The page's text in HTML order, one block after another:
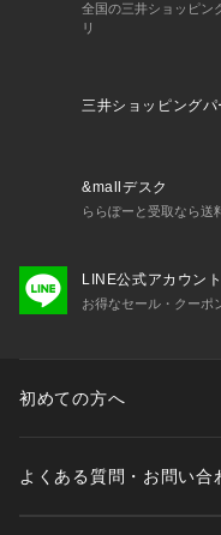
全国の三井ショッピン
リ
三井ショッピングパ
&mallデスク
ららぽーと受取なら送
LINE公式アカウント
お得なセール・クーポ
初めての方へ
よくある質問・お問い合